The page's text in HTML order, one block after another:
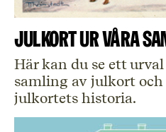
Julkort ur våra
Här kan du se ett
samling av julkort
julkortets historia.